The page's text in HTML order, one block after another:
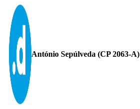
António Sepúlveda (CP 2063-A)